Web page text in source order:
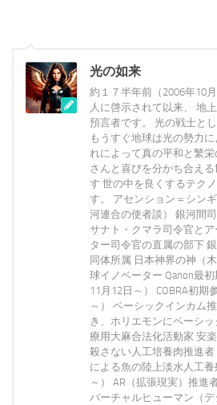
光の如来
約１７半年前（2006年10
人に啓示されて以来、 地
預言者です。 光の戦士と
もうすぐ地球は光の勢力
れによって真の平和と繁
さんと喜びを分かち合え
す 世の中を良くするテク
す。 アセンション＝シン
河連合の使者談） 銀河間
サナト・クマラ司令官と
ター司令官の直属の部下
同体所属 日本神界の神（
球イノベーター Qanon最
11月12日～） COBRA初期
～） ベーシックインカム
き、ホリエモンにベーシ
療用大麻合法化活動家 安
殺さない人工培養肉推進
による魚の陸上淡水人工養
～） AR（拡張現実）推進
バーチャルヒューマン（